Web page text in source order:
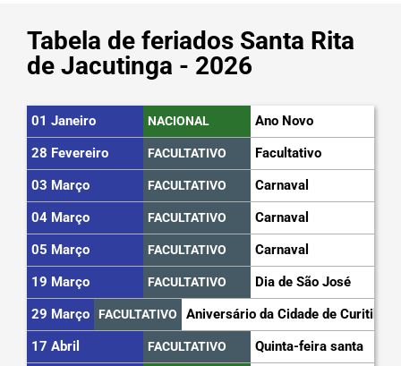
Tabela de feriados Santa Rita
de Jacutinga - 2026
01 Janeiro NACIONAL
Ano Novo
28 Fevereiro
FACULTATIVO
Facultativo
03 Março
FACULTATIVO
Carnaval
04 Março
FACULTATIVO
Carnaval
05 Março
FACULTATIVO
Carnaval
19 Março
FACULTATIVO
Dia de São José
29 Março
FACULTATIVO
Aniversário da Cidade de Curitiba
17 Abril
FACULTATIVO
Quinta-feira santa